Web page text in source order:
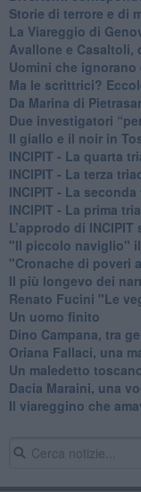
Storie di terrore e di
La Viareggio di
Avallone e Casaltoli,
​Uomini che
Ma le scrittrici?
Da Marina di
​Due investigatori
​Il giallo e il noir in
INCIPIT - La quarta
INCIPIT - La terza
INCIPIT - La seconda
INCIPIT - La prima
L’approdo di
​"Il piccolo naviglio"
​"Cronache di poveri
​Il più longevo dei
Renato Fucini "Le
Un uomo finito
​Dino Campana, tra
​Oriana Fallaci, una
​Un maledetto
​Dacia Maraini, una
​Il viareggino che